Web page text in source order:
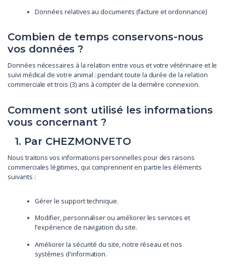
Données relatives au documents (facture et ordonnance)
Combien de temps conservons-nous
vos données ?
Données nécessaires à la relation entre vous et votre vétérinaire et le
suivi médical de votre animal : pendant toute la durée de la relation
commerciale et trois (3) ans à compter de la dernière connexion.
Comment sont utilisé les informations
vous concernant ?
1. Par CHEZMONVETO
Nous traitons vos informations personnelles pour des raisons
commerciales légitimes, qui comprennent en partie les éléments
suivants :
Gérer le support technique.
Modifier, personnaliser ou améliorer les services et
l’expérience de navigation du site.
Améliorer la sécurité du site, notre réseau et nos
systèmes d'information.